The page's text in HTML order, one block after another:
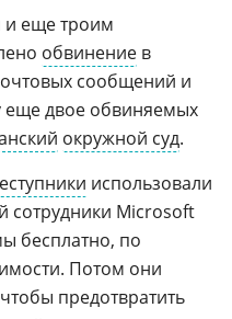
и еще троим
обвинение в
сообщений и
еще двое обвиняемых
окружной суд.
использовали
сотрудники Microsoft
бесплатно, по
Потом они
предотвратить